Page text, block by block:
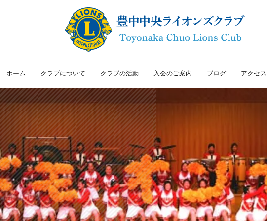
ホーム クラブについて クラブの活動 入会のご案内 ブログ アクセス